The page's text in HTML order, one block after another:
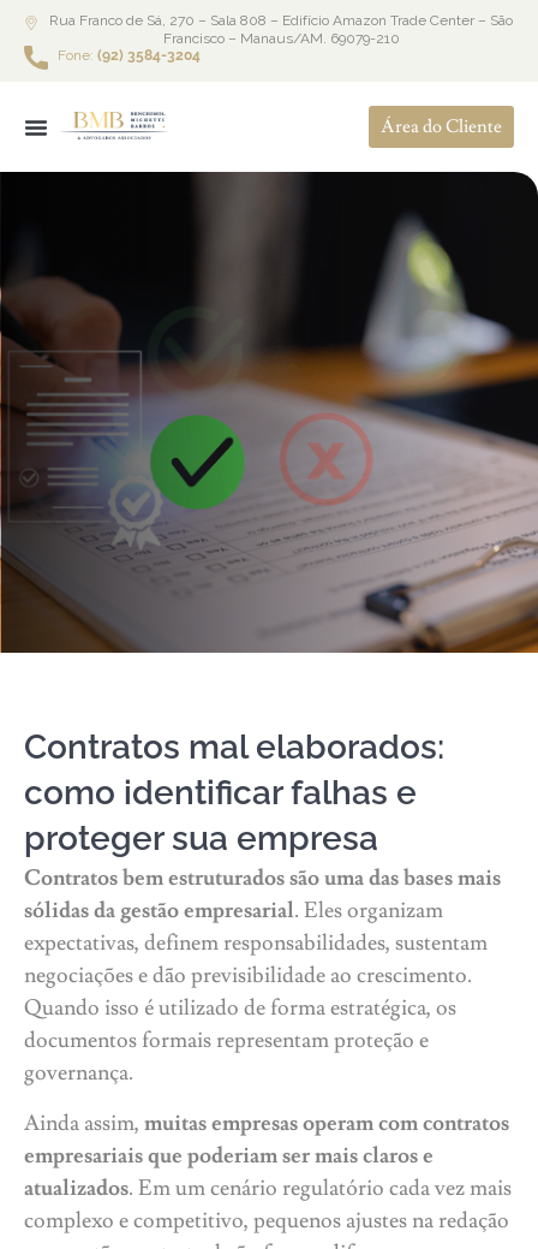
Rua Franco de Sá, 270 – Sala 808 – Edifício Amazon Trade Center – São
Francisco – Manaus/AM. 69079-210
Fone: (92) 3584-3204
Área do Cliente
Contratos mal elaborados:
como identificar falhas e
proteger sua empresa
Contratos bem estruturados são uma das bases mais
sólidas da gestão empresarial. Eles organizam
expectativas, definem responsabilidades, sustentam
negociações e dão previsibilidade ao crescimento.
Quando isso é utilizado de forma estratégica, os
documentos formais representam proteção e
governança.
Ainda assim, muitas empresas operam com contratos
empresariais que poderiam ser mais claros e
atualizados. Em um cenário regulatório cada vez mais
complexo e competitivo, pequenos ajustes na redação